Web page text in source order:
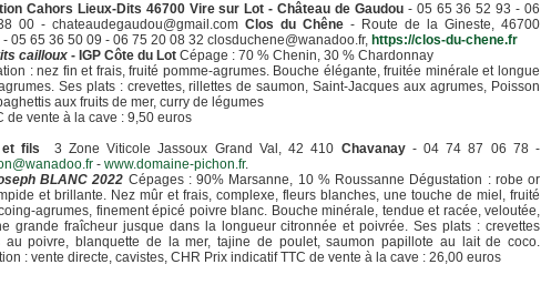
Cahors Lieux-Dits 46700 Vire sur Lot - Château de Gaudou- 05 65 36 52 93 - 06
00 - chateaudegaudou@gmail.com Clos du Chêne - Route de la Gineste, 46700
- 05 65 36 50 09 - 06 75 20 08 32 closduchene@wanadoo.fr, https://clos-du-chene.fr
cailloux - IGP Côte du Lot Cépage : 70 % Chenin, 30 % Chardonnay
: nez fin et frais, fruité pomme-agrumes. Bouche élégante, fruitée minérale et longue
Ses plats : crevettes, rillettes de saumon, Saint-Jacques aux agrumes, Poisson
aux fruits de mer, curry de légumes
de vente à la cave : 9,50 euros
et fils
3 Zone Viticole Jassoux Grand Val, 42 410 Chavanay- 04 74 87 06 78 -
- www.domaine-pichon.fr.
BLANC 2022 Cépages : 90% Marsanne, 10 % Roussanne Dégustation : robe or
et brillante. Nez mûr et frais, complexe, fleurs blanches, une touche de miel, fruité
agrumes, finement épicé poivre blanc. Bouche minérale, tendue et racée, veloutée,
grande fraîcheur jusque dans la longueur citronnée et poivrée. Ses plats : crevettes
au poivre, blanquette de la mer, tajine de poulet, saumon papillote au lait de coco.
: vente directe, cavistes, CHR Prix indicatif TTC de vente à la cave : 26,00 euros